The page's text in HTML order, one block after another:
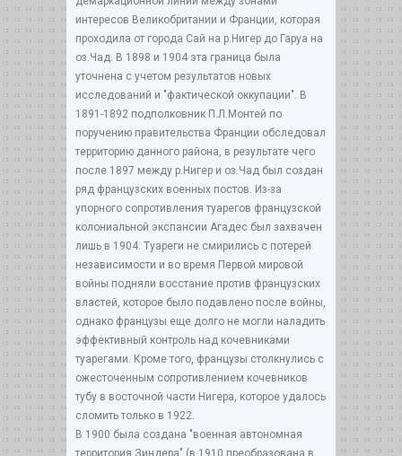
интересов Великобритании и Франции, которая
проходила от города Сай на р.Нигер до Гаруа на
оз.Чад. В 1898 и 1904 эта граница была
уточнена с учетом результатов новых
исследований и "фактической оккупации". В
1891-1892 подполковник П.Л.Монтей по
поручению правительства Франции обследовал
территорию данного района, в результате чего
после 1897 между р.Нигер и оз.Чад был создан
ряд французских военных постов. Из-за
упорного сопротивления туарегов французской
колониальной экспансии Агадес был захвачен
лишь в 1904. Туареги не смирились с потерей
независимости и во время Первой мировой
войны подняли восстание против французских
властей, которое было подавлено после войны,
однако французы еще долго не могли наладить
эффективный контроль над кочевниками
туарегами. Кроме того, французы столкнулись с
ожесточенным сопротивлением кочевников
тубу в восточной части Нигера, которое удалось
сломить только в 1922.
В 1900 была создана "военная автономная
территория Зиндера" (в 1910 преобразована в